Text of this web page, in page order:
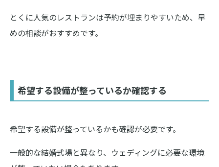
とくに人気のレストランは予約が埋まりやすいため、早
めの相談がおすすめです。
希望する設備が整っているか確認する
希望する設備が整っているかも確認が必要です。
一般的な結婚式場と異なり、ウェディングに必要な環境